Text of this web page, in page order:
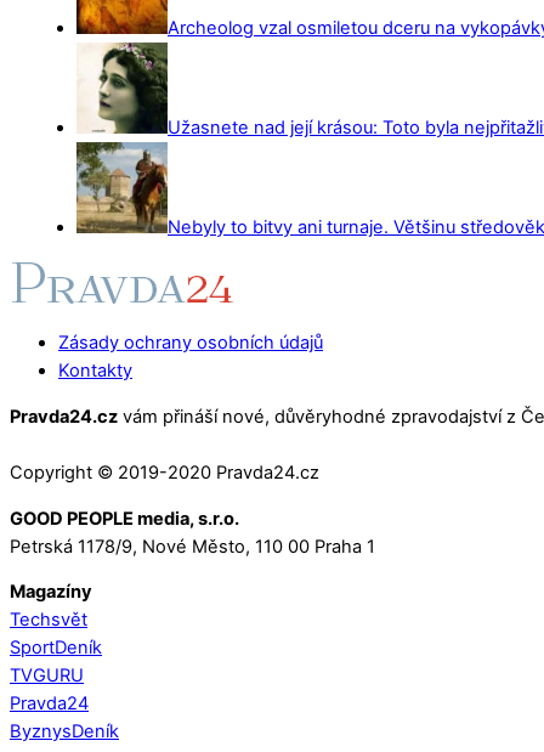
Archeolog vzal osmiletou dceru na
Užasnete nad její krásou: Toto byla
Nebyly to bitvy ani turnaje. Většinu
Zásady ochrany osobních údajů
Kontakty
Pravda24.cz vám přináší nové, důvěryhodné zpravodajství z
Copyright © 2019-2020 Pravda24.cz
GOOD PEOPLE media, s.r.o.
Petrská 1178/9, Nové Město, 110 00 Praha 1
Magazíny
Techsvět
SportDeník
TVGURU
Pravda24
ByznysDeník